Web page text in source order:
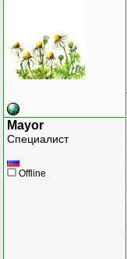
Mayor
Специалист
Offline